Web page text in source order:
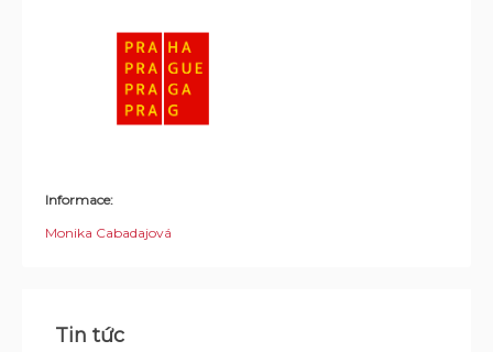
Informace:
Monika Cabadajová
Tin tức